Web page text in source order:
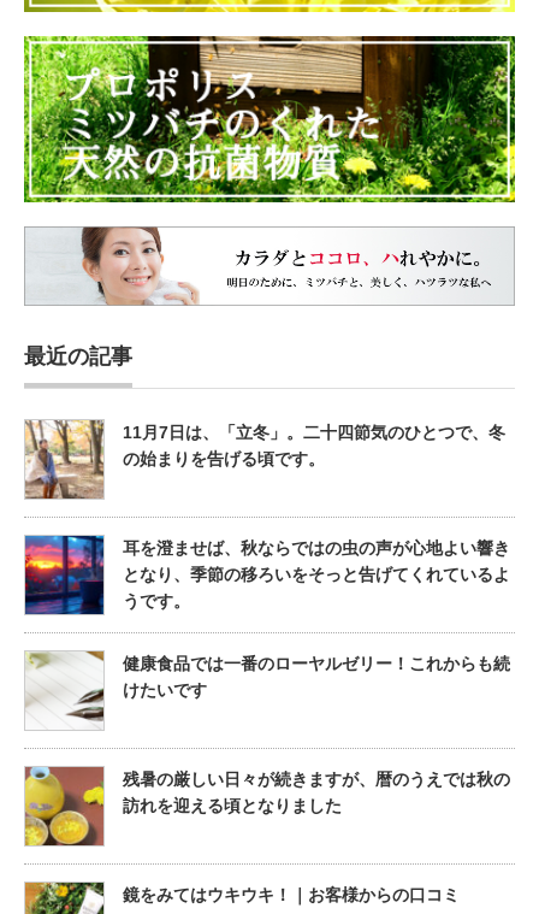
最近の記事
11月7日は、「立冬」。二十四節気のひとつで、冬
の始まりを告げる頃です。
耳を澄ませば、秋ならではの虫の声が心地よい響き
となり、季節の移ろいをそっと告げてくれているよ
うです。
健康食品では一番のローヤルゼリー！これからも続
けたいです
残暑の厳しい日々が続きますが、暦のうえでは秋の
訪れを迎える頃となりました
鏡をみてはウキウキ！｜お客様からの口コミ